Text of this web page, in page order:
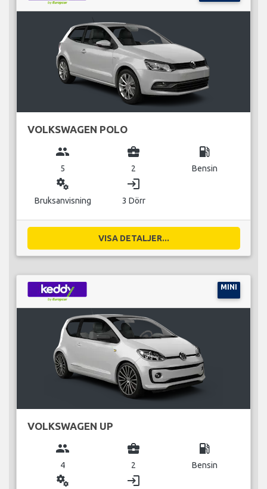
VOLKSWAGEN POLO
group
5
business_center
2
local_gas_station
Bensin
miscellaneous_services
Bruksanvisning
login
3 Dörr
VISA DETALJER...
MINI
VOLKSWAGEN UP
group
4
business_center
2
local_gas_station
Bensin
miscellaneous_services login